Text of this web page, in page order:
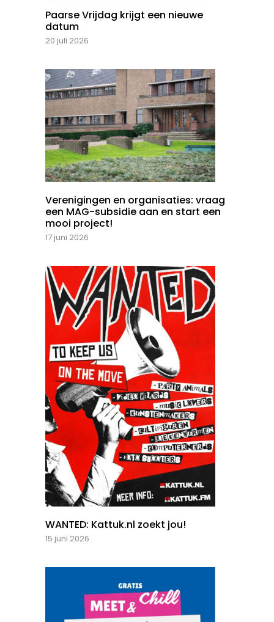
Paarse Vrijdag krijgt een nieuwe
datum
20 juli 2026
Verenigingen en organisaties: vraag
een MAG-subsidie aan en start een
mooi project!
17 juni 2026
WANTED: Kattuk.nl zoekt jou!
15 juni 2026